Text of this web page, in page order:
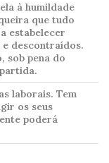
à humildade
que tudo
estabelecer
e descontraídos.
sob pena do
laborais. Tem
os seus
poderá